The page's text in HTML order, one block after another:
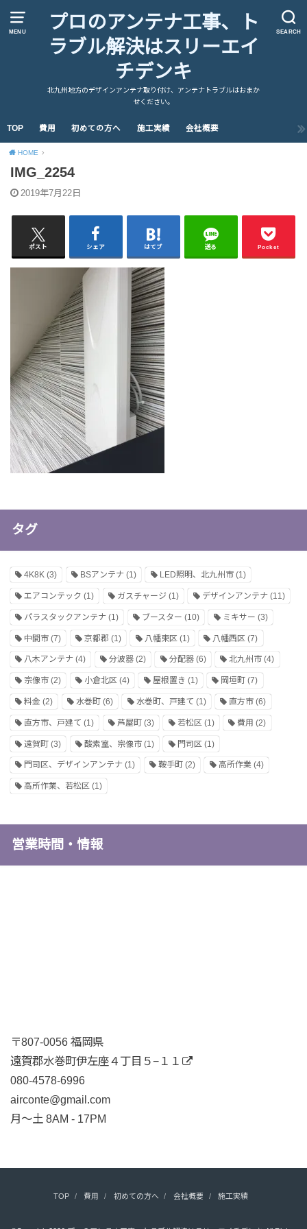
MENU SEARCH
プロのアンテナ工事、ト
ラブル解決はスリーエイ
チデンキ
北九州地方のデザインアンテナ取り付け、アンテナトラブルはおまか
せください。
TOP 費用 初めての方へ 施工実績 会社概要
HOME
IMG_2254
2019年7月22日
ポスト シェア はてブ 送る Pocket
タグ
4K8K (3) BSアンテナ(1) LED照明、北九州市(1)
エアコンテック (1) ガスチャージ (1) デザインアンテナ(11)
パラスタックアンテナ (1) ブースター (10) ミキサー (3)
中間市 (7) 京都郡 (1) 八幡東区 (1) 八幡西区 (7)
八木アンテナ (4) 分波器(2) 分配器(6) 北九州市 (4)
宗像市 (2) 小倉北区(4) 屋根置き (1) 岡垣町 (7)
料金 (2) 水巻町(6) 水巻町、戸建て (1) 直方市 (6)
直方市、戸建て (1) 芦屋町(3) 若松区 (1) 費用 (2)
遠賀町 (3) 酸素室、宗像市(1) 門司区 (1)
門司区、デザインアンテナ (1) 鞍手町(2) 高所作業(4)
高所作業、若松区 (1)
営業時間・情報
〒807-0056 福岡県
遠賀郡水巻町伊左座４丁目５−１１
080-4578-6996
airconte@gmail.com
月〜土 8AM - 17PM
TOP 費用 初めての方へ 会社概要 施工実績